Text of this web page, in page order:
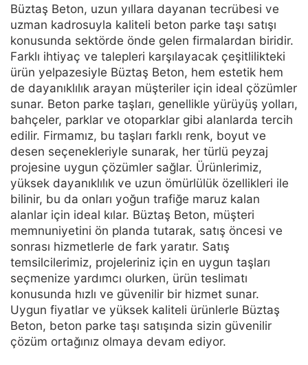
Büztaş Beton, uzun yıllara dayanan tecrübesi ve
uzman kadrosuyla kaliteli beton parke taşı satışı
konusunda sektörde önde gelen firmalardan biridir.
Farklı ihtiyaç ve talepleri karşılayacak çeşitlilikteki
ürün yelpazesiyle Büztaş Beton, hem estetik hem
de dayanıklılık arayan müşteriler için ideal çözümler
sunar. Beton parke taşları, genellikle yürüyüş yolları,
bahçeler, parklar ve otoparklar gibi alanlarda tercih
edilir. Firmamız, bu taşları farklı renk, boyut ve
desen seçenekleriyle sunarak, her türlü peyzaj
projesine uygun çözümler sağlar. Ürünlerimiz,
yüksek dayanıklılık ve uzun ömürlülük özellikleri ile
bilinir, bu da onları yoğun trafiğe maruz kalan
alanlar için ideal kılar. Büztaş Beton, müşteri
memnuniyetini ön planda tutarak, satış öncesi ve
sonrası hizmetlerle de fark yaratır. Satış
temsilcilerimiz, projeleriniz için en uygun taşları
seçmenize yardımcı olurken, ürün teslimatı
konusunda hızlı ve güvenilir bir hizmet sunar.
Uygun fiyatlar ve yüksek kaliteli ürünlerle Büztaş
Beton, beton parke taşı satışında sizin güvenilir
çözüm ortağınız olmaya devam ediyor.